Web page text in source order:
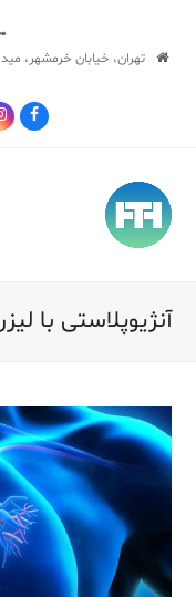
آنژیوپلاستی با لیزر